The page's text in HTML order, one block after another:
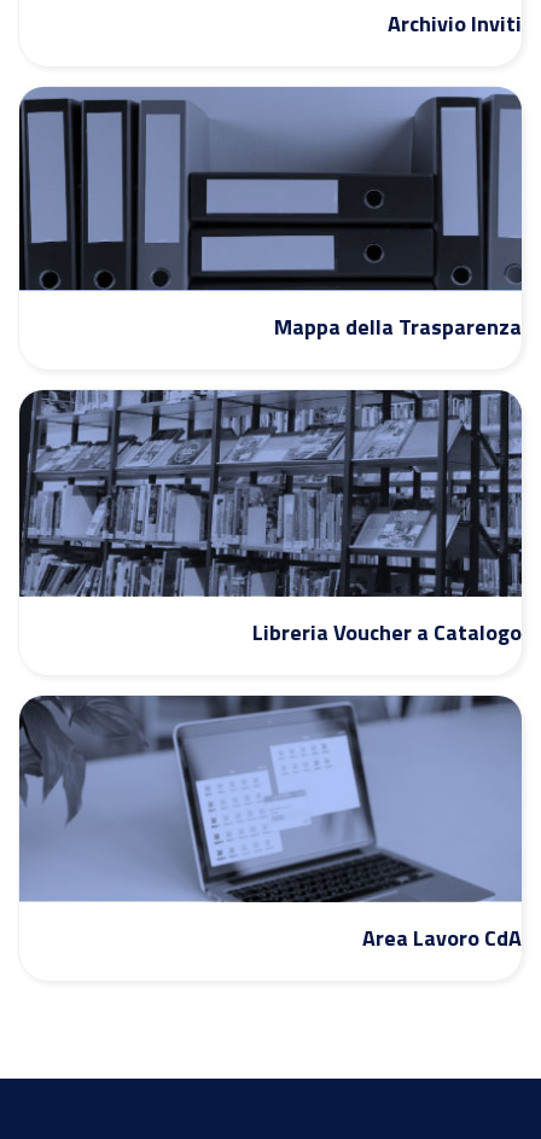
Archivio Inviti
Mappa della Trasparenza
Libreria Voucher a Catalogo
Area Lavoro CdA